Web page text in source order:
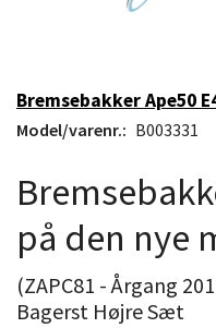
Bremsebakker Ape50
Model/varenr.: B003331
på den nye
(ZAPC81 - Årgang
Bagerst Højre Sæt